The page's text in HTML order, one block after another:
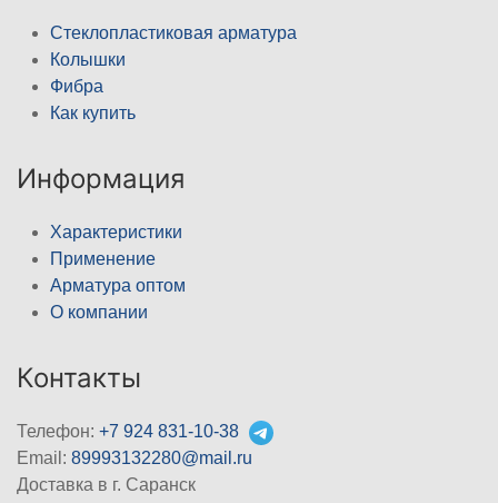
Стеклопластиковая арматура
Колышки
Фибра
Как купить
Информация
Характеристики
Применение
Арматура оптом
О компании
Контакты
Телефон: +7 924 831-10-38
Email: 89993132280@mail.ru
Доставка в г. Саранск